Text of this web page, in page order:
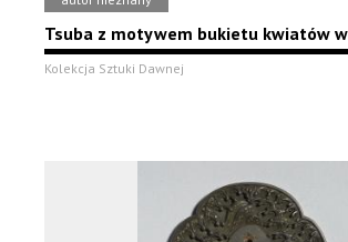
Tsuba z motywem bukietu kwiatów
Kolekcja Sztuki Dawnej